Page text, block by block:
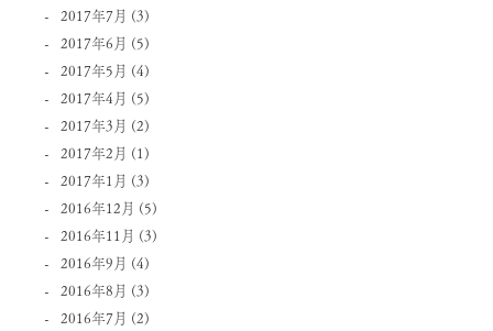
2017年7月 (3)
2017年6月 (5)
2017年5月 (4)
2017年4月 (5)
2017年3月 (2)
2017年2月 (1)
2017年1月 (3)
2016年12月 (5)
2016年11月 (3)
2016年9月 (4)
2016年8月 (3)
2016年7月 (2)